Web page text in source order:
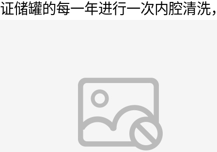
证储罐的每一年进行一次内腔清